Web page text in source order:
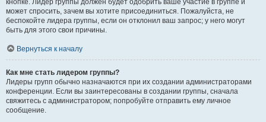
кнопке. Лидер группы должен будет одобрить ваше участие в группе и
может спросить, зачем вы хотите присоединиться. Пожалуйста, не
беспокойте лидера группы, если он отклонил ваш запрос; у него могут
быть для этого свои причины.
Вернуться к началу
Как мне стать лидером группы?
Лидеры групп обычно назначаются при их создании администраторами
конференции. Если вы заинтересованы в создании группы, сначала
свяжитесь с администратором; попробуйте отправить ему личное
сообщение.